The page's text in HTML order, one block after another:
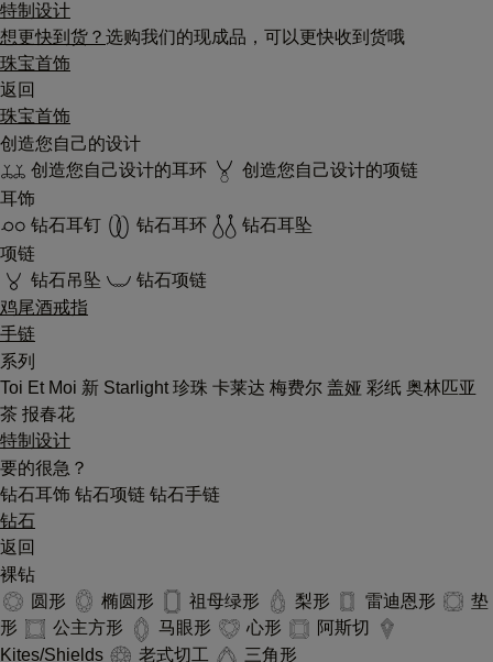
特制设计
想更快到货？ 选购我们的现成品，可以更快收到货哦
珠宝首饰
返回
珠宝首饰
创造您自己的设计
创造您自己设计的耳环
创造您自己设计的项链
耳饰
钻石耳钉
钻石耳环
钻石耳坠
项链
钻石吊坠
钻石项链
鸡尾酒戒指
手链
系列
Toi Et Moi 新 Starlight珍珠 卡莱达 梅费尔 盖娅 彩纸 奥林匹亚
茶 报春花
特制设计
要的很急？
钻石耳饰 钻石项链 钻石手链
钻石
返回
裸钻
圆形
椭圆形 祖母绿形 梨形 雷迪恩形
垫
形
公主方形 马眼形 心形
阿斯切
Kites/Shields
老式切工
三角形